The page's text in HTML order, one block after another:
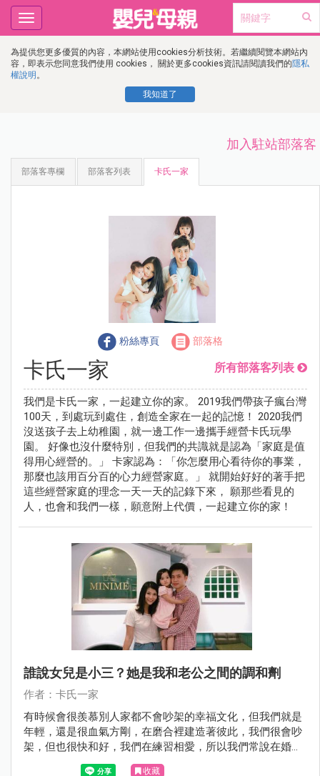
為提供您更多優質的內容，本網站使用cookies分析技術。若繼續閱覽本網站內
容，即表示您同意我們使用 cookies， 關於更多cookies資訊請閱讀我們的隱私
權說明 。
我知道了
Toggle
navigation
加入駐站部落客
部落客專欄 部落客列表 卡氏一家
粉絲專頁 部落格
卡氏一家 所有部落客列表
我們是卡氏一家，一起建立你的家。 2019我們帶孩子瘋台灣
100天，到處玩到處住，創造全家在一起的記憶！ 2020我們
沒送孩子去上幼稚園，就一邊工作一邊攜手經營卡氏玩學
園。 好像也沒什麼特別，但我們的共識就是認為「家庭是值
得用心經營的。」 卡家認為：「你怎麼用心看待你的事業，
那麼也該用百分百的心力經營家庭。」 就開始好好的著手把
這些經營家庭的理念一天一天的記錄下來， 願那些看見的
人，也會和我們一樣，願意附上代價，一起建立你的家！
誰說女兒是小三？她是我和老公之間的調和劑
作者：卡氏一家
有時候會很羨慕別人家都不會吵架的幸福文化，但我們就是
年輕，還是很血氣方剛，在磨合裡建造著彼此，我們很會吵
架，但也很快和好，我們在練習相愛，所以我們常說在婚姻
裡需要不斷的「練愛」。
收藏